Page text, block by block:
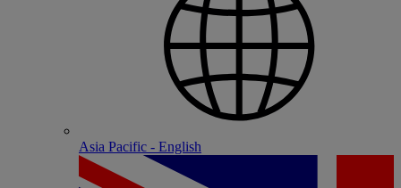
Asia Pacific - English